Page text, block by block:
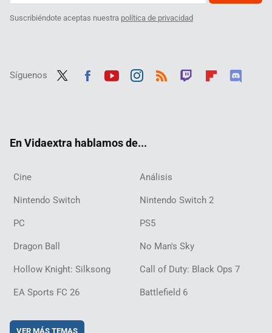
Suscribiéndote aceptas nuestra política de privacidad
Síguenos
En Vidaextra hablamos de...
Cine Análisis
Nintendo Switch Nintendo Switch 2
PC PS5
Dragon Ball No Man's Sky
Hollow Knight: Silksong Call of Duty: Black Ops 7
EA Sports FC 26 Battlefield 6
VER MÁS TEMAS